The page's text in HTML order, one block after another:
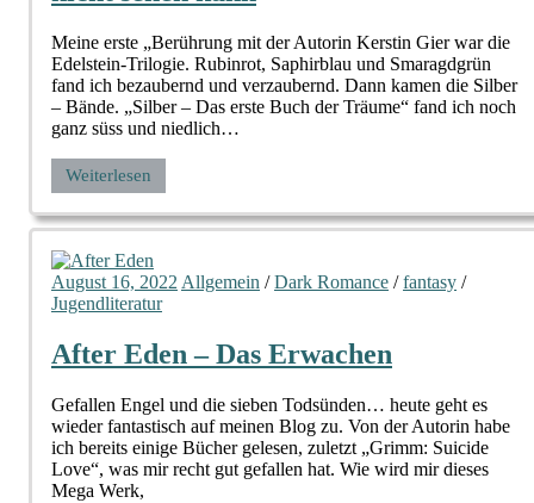
Meine erste „Berührung mit der Autorin Kerstin Gier war die
Edelstein-Trilogie. Rubinrot, Saphirblau und Smaragdgrün
fand ich bezaubernd und verzaubernd. Dann kamen die Silber
– Bände. „Silber – Das erste Buch der Träume“ fand ich noch
ganz süss und niedlich…
Weiterlesen
August 16, 2022 Allgemein /Dark Romance /fantasy /
Jugendliteratur
After Eden – Das Erwachen
Gefallen Engel und die sieben Todsünden… heute geht es
wieder fantastisch auf meinen Blog zu. Von der Autorin habe
ich bereits einige Bücher gelesen, zuletzt „Grimm: Suicide
Love“, was mir recht gut gefallen hat. Wie wird mir dieses
Mega Werk,